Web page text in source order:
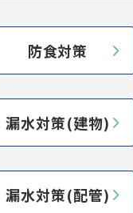
防食対策
漏水対策(建物)
漏水対策(配管)